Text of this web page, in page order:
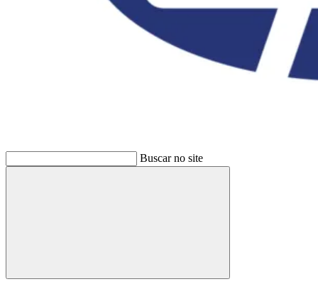
Buscar no site
Buscar